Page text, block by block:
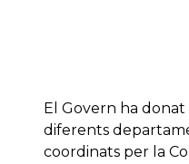
El Govern ha
diferents
coordinats per la